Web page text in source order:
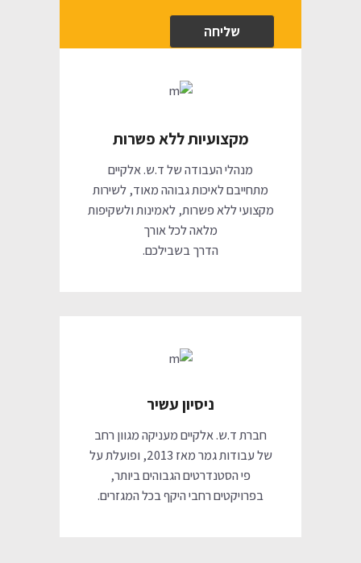
מקצועיות ללא פשרות
מנהלי העבודה של ד.ש. אלקיים
מתחייבם לאיכות גבוהה מאוד, לשירות
מקצועי ללא פשרות, לאמינות ולשקיפות
מלאה לכל אורך
הדרך בשבילכם.
ניסיון עשיר
חברת ד.ש. אלקיים מעניקה מגוון רחב
של עבודות גמר מאז 2013, ופועלת על
פי הסטנדרטים הגבוהים ביותר,
בפרויקטים רחבי היקף בכל המגזרים.